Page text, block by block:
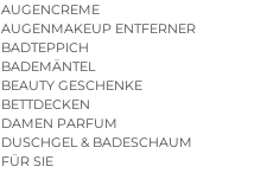
AUGENCREME
AUGENMAKEUP ENTFERNER
BADTEPPICH
BADEMÄNTEL
BEAUTY GESCHENKE
BETTDECKEN
DAMEN PARFUM
DUSCHGEL & BADESCHAUM
FÜR SIE